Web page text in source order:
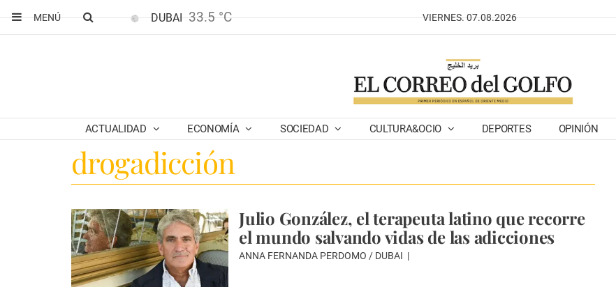
MENÚ
DUBAI 33.5 °C VIERNES. 07.08.2026
ACTUALIDAD ECONOMÍA SOCIEDAD CULTURA&OCIO DEPORTES OPINIÓN
drogadicción
Julio González, el terapeuta latino que recorre
el mundo salvando vidas de las adicciones
ANNA FERNANDA PERDOMO / DUBAI